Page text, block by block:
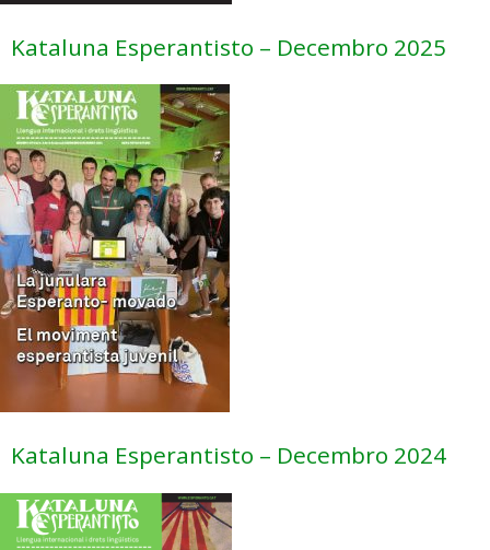
Kataluna Esperantisto – Decembro 2025
Kataluna Esperantisto – Decembro 2024